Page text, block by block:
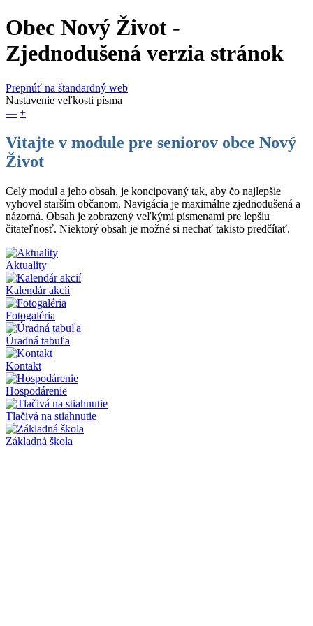
Obec Nový Život -
Zjednodušená verzia stránok
Prepnúť na štandardný web
Nastavenie veľkosti písma
— +
Vitajte v module pre seniorov obce Nový
Život
Celý modul a jeho obsah, je koncipovaný tak, aby čo najlepšie
vyhovel starším občanom. Navigácia je maximálne zjednodušená a
názorná. Obsah je zobrazený veľkými písmenami pre lepšiu
čitateľnosť. Niektorý obsah je možné si nechať takisto predčítať.
Aktuality
Kalendár akcií
Fotogaléria
Úradná tabuľa
Kontakt
Hospodárenie
Tlačivá na stiahnutie
Základná škola